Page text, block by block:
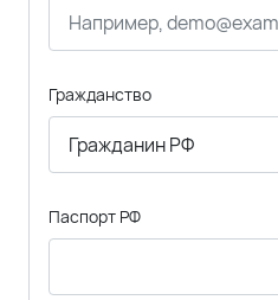
Гражданство
Паспорт РФ